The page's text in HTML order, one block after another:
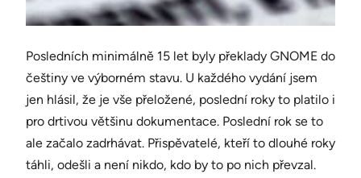
Posledních minimálně 15 let byly překlady GNOME do
češtiny ve výborném stavu. U každého vydání jsem
jen hlásil, že je vše přeložené, poslední roky to platilo i
pro drtivou většinu dokumentace. Poslední rok se to
ale začalo zadrhávat. Přispěvatelé, kteří to dlouhé roky
táhli, odešli a není nikdo, kdo by to po nich převzal.